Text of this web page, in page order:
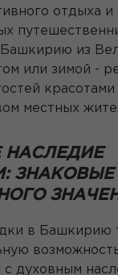
отдыха и
Башкирию из
или зимой -
местных
НАСЛЕДИЕ
ЗНАКОВЫЕ
в Башкирию
с духовным